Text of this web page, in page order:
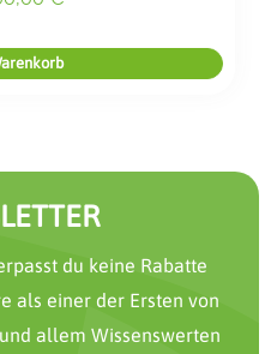
du keine Rabatte
als einer der Ersten von
allem Wissenswerten